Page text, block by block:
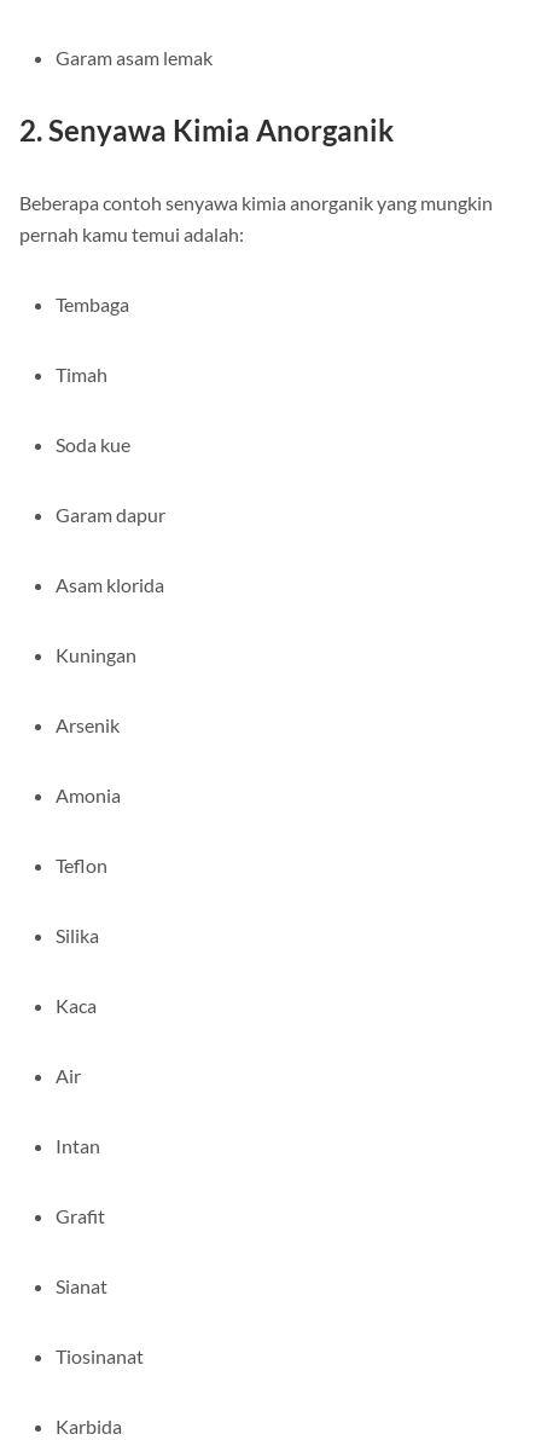
Garam asam lemak
2. Senyawa Kimia Anorganik
Beberapa contoh senyawa kimia anorganik yang mungkin
pernah kamu temui adalah:
Tembaga
Timah
Soda kue
Garam dapur
Asam klorida
Kuningan
Arsenik
Amonia
Teflon
Silika
Kaca
Air
Intan
Grafit
Sianat
Tiosinanat
Karbida